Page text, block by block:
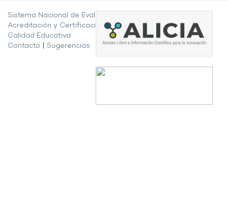
Sistema Nacional de Evaluación,
Acreditación y Certificación de la
Calidad Educativa
Contacto
Sugerencias